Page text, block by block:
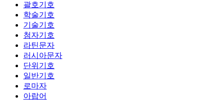
괄호기호
학술기호
기술기호
첨자기호
라틴문자
러시아문자
단위기호
일반기호
로마자
아랍어